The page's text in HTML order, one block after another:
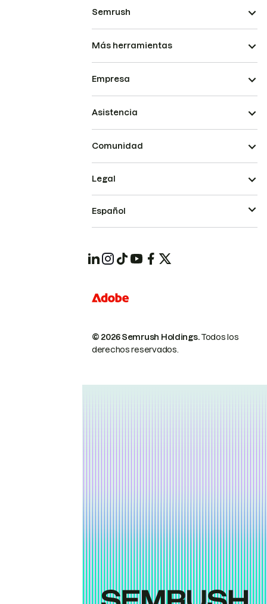
Semrush
Más herramientas
Empresa
Asistencia
Comunidad
© 2026 Semrush Holdings.Todos los
derechos reservados.
Legal
Español